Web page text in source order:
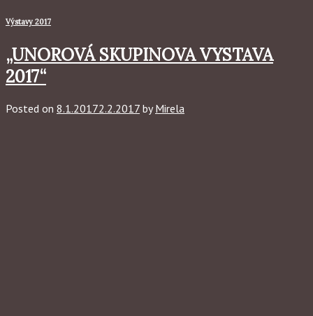
Výstavy 2017
„UNOROVÁ SKUPINOVA VYSTAVA
2017“
Posted on 8.1.20172.2.2017 byMirela